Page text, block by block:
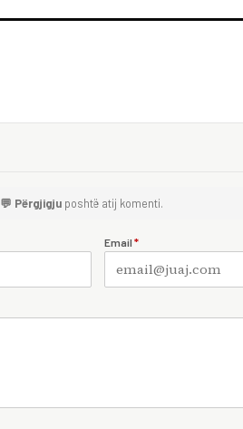
💬 Përgjigju poshtë atij komenti.
Email *